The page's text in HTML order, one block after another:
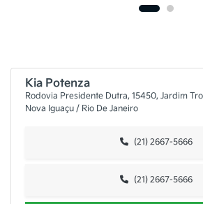
Kia Potenza
Rodovia Presidente Dutra, 15450, Jardim
Nova Iguaçu / Rio De Janeiro
(21) 2667-5666
(21) 2667-5666